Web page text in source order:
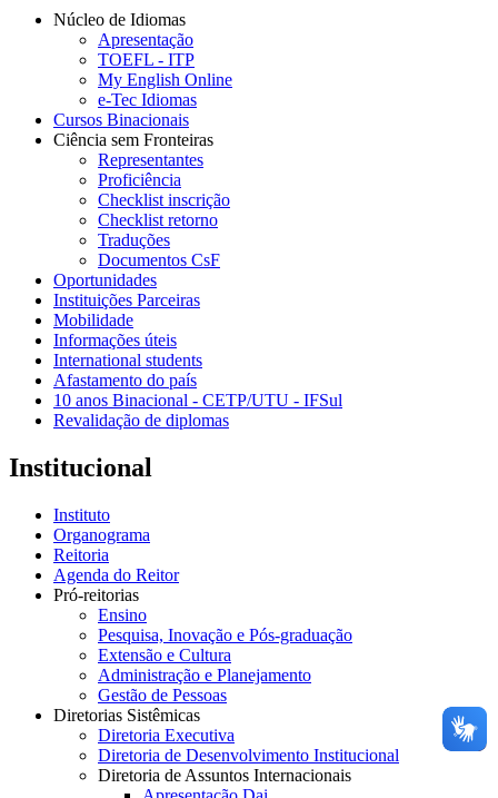
Núcleo de Idiomas
Apresentação
TOEFL - ITP
My English Online
e-Tec Idiomas
Cursos Binacionais
Ciência sem Fronteiras
Representantes
Proficiência
Checklist inscrição
Checklist retorno
Traduções
Documentos CsF
Oportunidades
Instituições Parceiras
Mobilidade
Informações úteis
International students
Afastamento do país
10 anos Binacional - CETP/UTU - IFSul
Revalidação de diplomas
Institucional
Instituto
Organograma
Reitoria
Agenda do Reitor
Pró-reitorias
Ensino
Pesquisa, Inovação e Pós-graduação
Extensão e Cultura
Administração e Planejamento
Gestão de Pessoas
Diretorias Sistêmicas
Diretoria Executiva
Diretoria de Desenvolvimento Institucional
Diretoria de Assuntos Internacionais